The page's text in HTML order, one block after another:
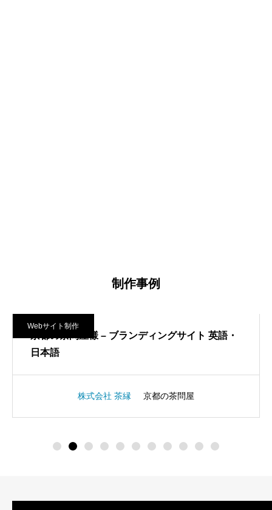
制作事例
Webサイト制作
京都の茶問屋様 – ブランディングサイト 英語・
日本語
株式会社 茶縁 京都の茶問屋